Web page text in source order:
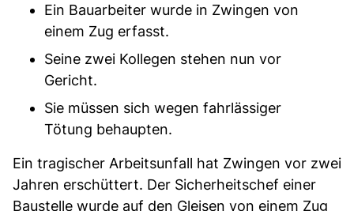
Ein Bauarbeiter wurde in Zwingen von
einem Zug erfasst.
Seine zwei Kollegen stehen nun vor
Gericht.
Sie müssen sich wegen fahrlässiger
Tötung behaupten.
Ein tragischer Arbeitsunfall hat Zwingen vor zwei
Jahren erschüttert. Der Sicherheitschef einer
Baustelle wurde auf den Gleisen von einem Zug